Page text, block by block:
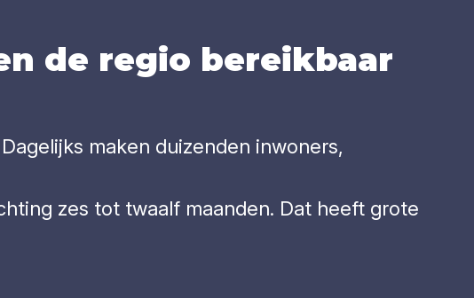
de regio bereik­baar
maken duizenden inwoners,
zes tot twaalf maanden. Dat heeft grote